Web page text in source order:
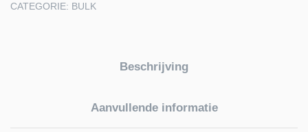
CATEGORIE: BULK
Beschrijving
Aanvullende informatie